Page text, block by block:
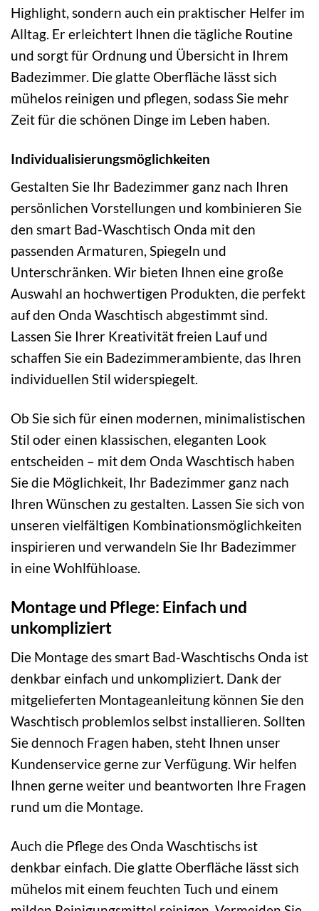
Highlight, sondern auch ein praktischer Helfer im
Alltag. Er erleichtert Ihnen die tägliche Routine
und sorgt für Ordnung und Übersicht in Ihrem
Badezimmer. Die glatte Oberfläche lässt sich
mühelos reinigen und pflegen, sodass Sie mehr
Zeit für die schönen Dinge im Leben haben.
Individualisierungsmöglichkeiten
Gestalten Sie Ihr Badezimmer ganz nach Ihren
persönlichen Vorstellungen und kombinieren Sie
den smart Bad-Waschtisch Onda mit den
passenden Armaturen, Spiegeln und
Unterschränken. Wir bieten Ihnen eine große
Auswahl an hochwertigen Produkten, die perfekt
auf den Onda Waschtisch abgestimmt sind.
Lassen Sie Ihrer Kreativität freien Lauf und
schaffen Sie ein Badezimmerambiente, das Ihren
individuellen Stil widerspiegelt.
Ob Sie sich für einen modernen, minimalistischen
Stil oder einen klassischen, eleganten Look
entscheiden – mit dem Onda Waschtisch haben
Sie die Möglichkeit, Ihr Badezimmer ganz nach
Ihren Wünschen zu gestalten. Lassen Sie sich von
unseren vielfältigen Kombinationsmöglichkeiten
inspirieren und verwandeln Sie Ihr Badezimmer
in eine Wohlfühloase.
Montage und Pflege: Einfach und
unkompliziert
Die Montage des smart Bad-Waschtischs Onda ist
denkbar einfach und unkompliziert. Dank der
mitgelieferten Montageanleitung können Sie den
Waschtisch problemlos selbst installieren. Sollten
Sie dennoch Fragen haben, steht Ihnen unser
Kundenservice gerne zur Verfügung. Wir helfen
Ihnen gerne weiter und beantworten Ihre Fragen
rund um die Montage.
Auch die Pflege des Onda Waschtischs ist
denkbar einfach. Die glatte Oberfläche lässt sich
mühelos mit einem feuchten Tuch und einem